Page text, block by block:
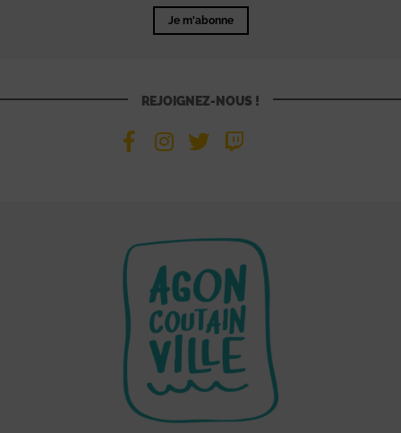
Je m'abonne
REJOIGNEZ-NOUS !